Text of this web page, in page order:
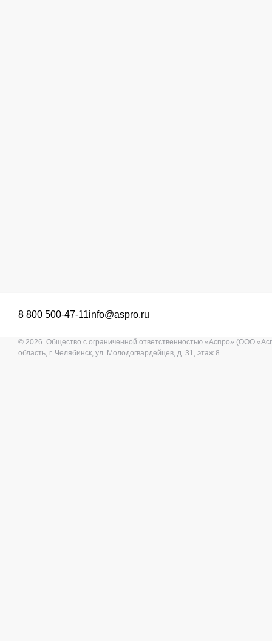
8 800 500-47-11info@aspro.ru
© 2026 Общество с ограниченной ответственностью «Аспро» (ООО
область, г. Челябинск, ул. Молодогвардейцев, д. 31, этаж 8.